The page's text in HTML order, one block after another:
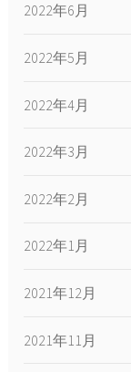
2022年6月
2022年5月
2022年4月
2022年3月
2022年2月
2022年1月
2021年12月
2021年11月